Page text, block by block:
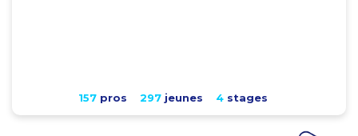
157pros 297jeunes 4stages